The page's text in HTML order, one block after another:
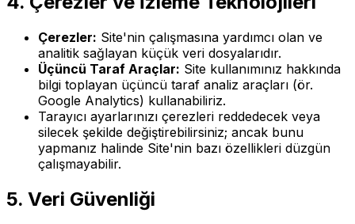
Çerezler: Site'nin çalışmasına yardımcı olan ve
analitik sağlayan küçük veri dosyalarıdır.
Üçüncü Taraf Araçlar: Site kullanımınız hakkında
bilgi toplayan üçüncü taraf analiz araçları (ör.
Google Analytics) kullanabiliriz.
Tarayıcı ayarlarınızı çerezleri reddedecek veya
silecek şekilde değiştirebilirsiniz; ancak bunu
yapmanız halinde Site'nin bazı özellikleri düzgün
çalışmayabilir.
5. Veri Güvenliği